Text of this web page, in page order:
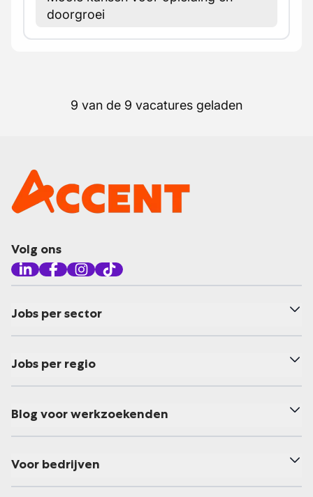
doorgroei
9 van de 9 vacatures geladen
Volg ons
Jobs per sector
Jobs per regio
Blog voor werkzoekenden
Voor bedrijven